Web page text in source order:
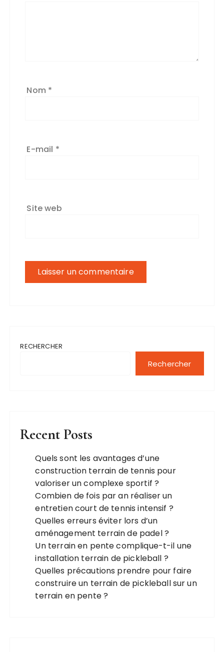
Nom *
E-mail *
Site web
RECHERCHER
Rechercher
Recent Posts
Quels sont les avantages d’une
construction terrain de tennis pour
valoriser un complexe sportif ?
Combien de fois par an réaliser un
entretien court de tennis intensif ?
Quelles erreurs éviter lors d’un
aménagement terrain de padel ?
Un terrain en pente complique-t-il une
installation terrain de pickleball ?
Quelles précautions prendre pour faire
construire un terrain de pickleball sur un
terrain en pente ?